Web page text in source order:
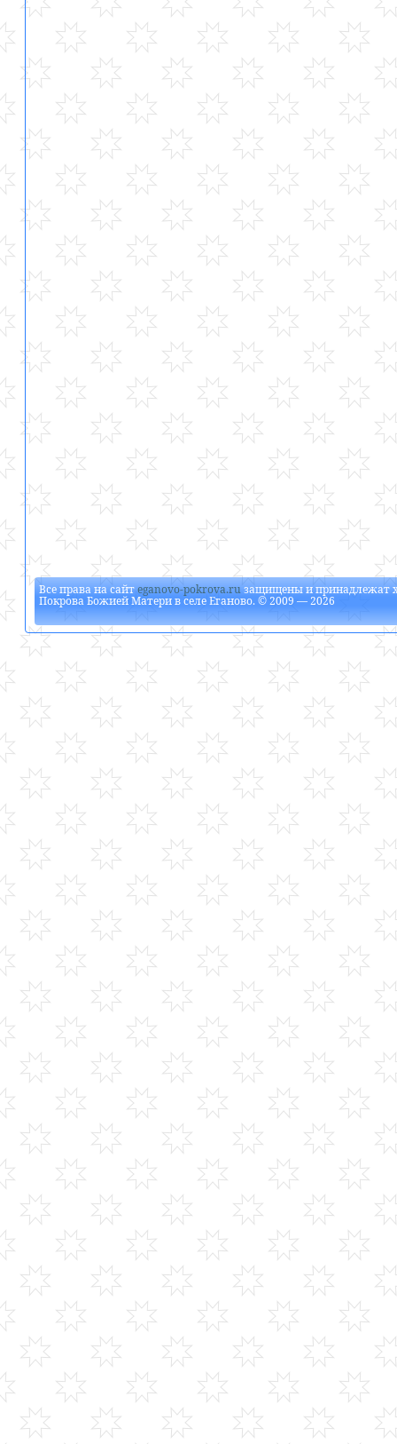
Все права на сайтeganovo-pokrova.ruзащищены и принадлежат
Покрова Божией Матери в селе Еганово. © 2009 — 2026